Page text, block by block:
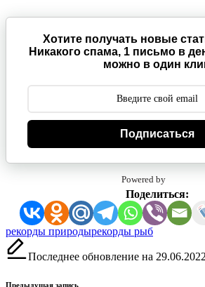
Хотите получать новые
Никакого спама, 1 письмо в
можно в один
Подписаться
Powered by
Поделиться:
Метки:
рекорды природырекорды рыб
Последнее обновление на 29.06.2022
Предыдущая запись